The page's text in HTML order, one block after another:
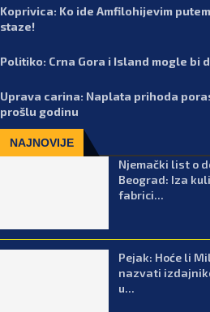
Koprivica: Ko ide Amfilohijevim
staze!
Politiko: Crna Gora i Island mogle bi
Uprava carina: Naplata prihoda
prošlu godinu
NAJNOVIJE
Njemački list o
Beograd: Iza
fabrici...
Pejak: Hoće li
nazvati
u...